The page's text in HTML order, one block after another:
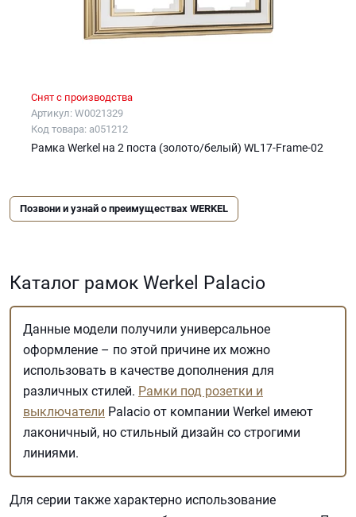
Снят с производства
Артикул: W0021329
Код товара: a051212
Рамка Werkel на 2 поста (золото/белый) WL17-Frame-02
Позвони и узнай о преимуществах WERKEL
Каталог рамок Werkel Palacio
Данные модели получили универсальное
оформление – по этой причине их можно
использовать в качестве дополнения для
различных стилей. Рамки под розетки и
выключатели Palacio от компании Werkel имеют
лаконичный, но стильный дизайн со строгими
линиями.
Для серии также характерно использование